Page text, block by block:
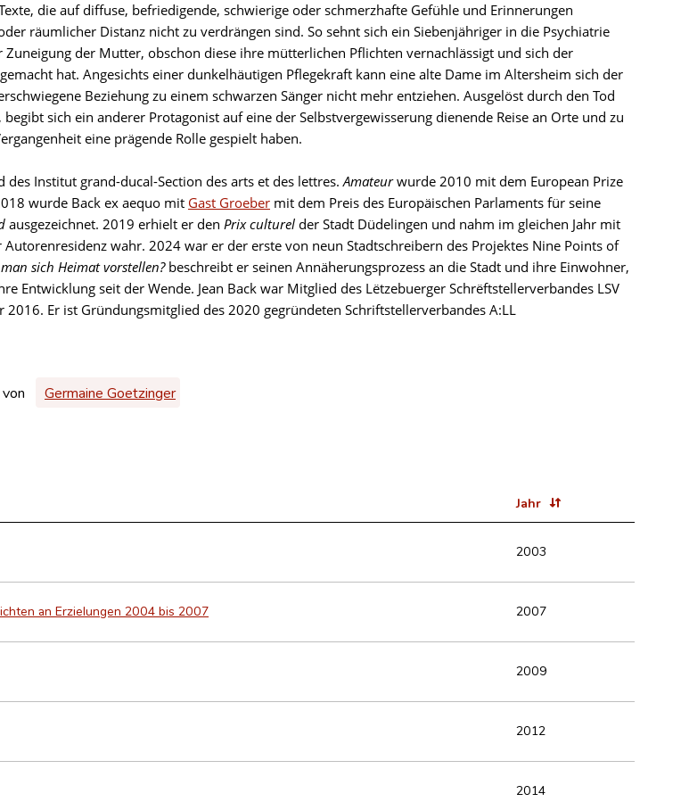
die auf diffuse, befriedigende, schwierige oder schmerzhafte Gefühle und Erinnerungen
räumlicher Distanz nicht zu verdrängen sind. So sehnt sich ein Siebenjähriger in die Psychiatrie
Zuneigung der Mutter, obschon diese ihre mütterlichen Pflichten vernachlässigt und sich der
hat. Angesichts einer dunkelhäutigen Pflegekraft kann eine alte Dame im Altersheim sich der
Beziehung zu einem schwarzen Sänger nicht mehr entziehen. Ausgelöst durch den Tod
sich ein anderer Protagonist auf eine der Selbstvergewisserung dienende Reise an Orte und zu
eine prägende Rolle gespielt haben.
des Institut grand-ducal-Section des arts et des lettres. Amateurwurde 2010 mit dem European Prize
wurde Back ex aequo mit Gast Groeber mit dem Preis des Europäischen Parlaments für seine
ausgezeichnet. 2019 erhielt er den Prix culturel der Stadt Düdelingen und nahm im gleichen Jahr mit
Autorenresidenz wahr. 2024 war er der erste von neun Stadtschreibern des Projektes Nine Points of
sich Heimat vorstellen?beschreibt er seinen Annäherungsprozess an die Stadt und ihre Einwohner,
Entwicklung seit der Wende. Jean Back war Mitglied des Lëtzebuerger Schrëftstellerverbandes LSV
2016. Er ist Gründungsmitglied des 2020 gegründeten Schriftstellerverbandes A:LL
Germaine Goetzinger
Jahr
2003
an Erzielungen 2004 bis 2007 2007
2009
2012
2014